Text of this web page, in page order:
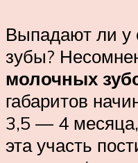
Выпадают ли у
зубы?
молочных
габаритов
3,5 — 4
эта участь